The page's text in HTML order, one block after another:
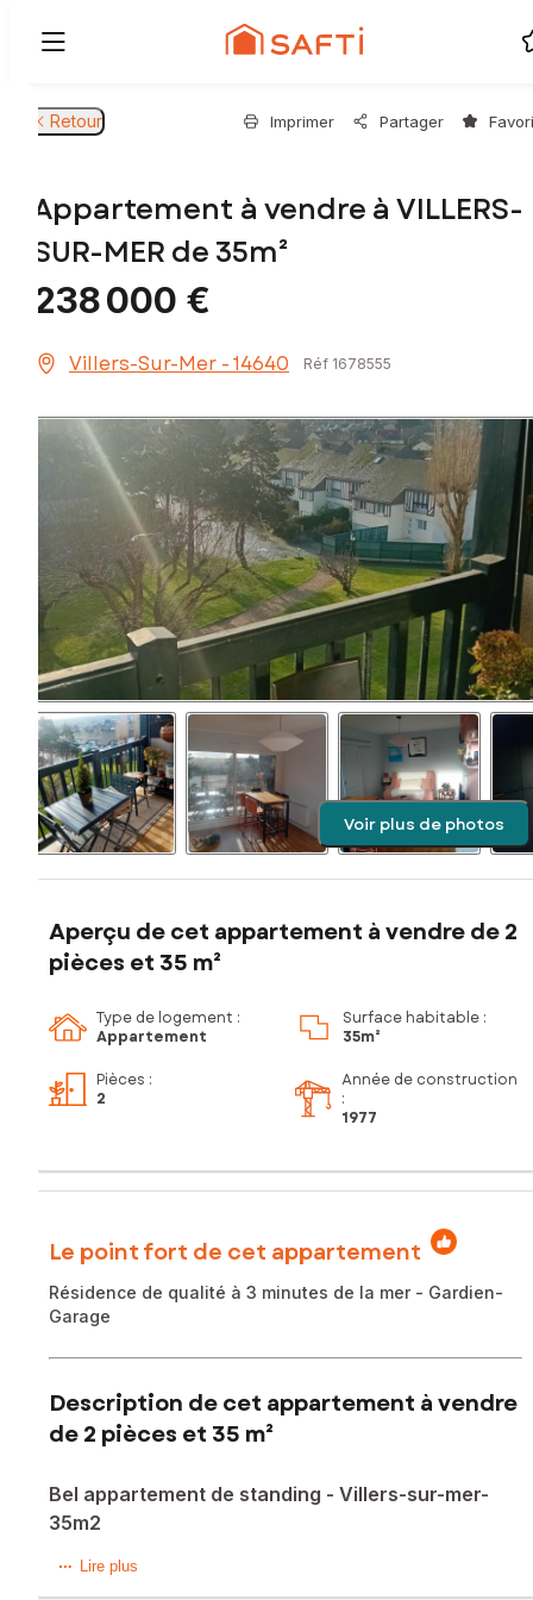
Retour Imprimer Partager
Appartement à vendre à VILLERS-
SUR-MER de 35m²
238 000 €
Villers-Sur-Mer - 14640 Réf 1678555
Voir plus de photos
Aperçu de cet appartement à vendre de 2
pièces et 35 m²
Type de logement :
Appartement
Surface habitable :
35m²
Pièces :
2
Année de construction
:
1977
Le point fort de cet appartement
Résidence de qualité à 3 minutes de la mer - Gardien-
Garage
Description de cet appartement à vendre
de 2 pièces et 35 m²
Bel appartement de standing - Villers-sur-mer-
35m2
Dominique Roulland, votre conseiller immobilier SAFTI, vous
Lire plus